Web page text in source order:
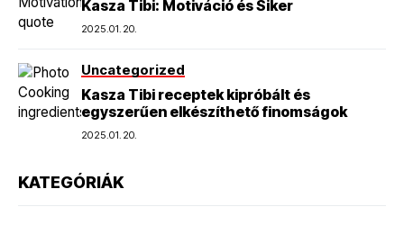
Kasza Tibi: Motiváció és Siker
2025.01.20.
Uncategorized
Kasza Tibi receptek kipróbált és
egyszerűen elkészíthető finomságok
2025.01.20.
KATEGÓRIÁK